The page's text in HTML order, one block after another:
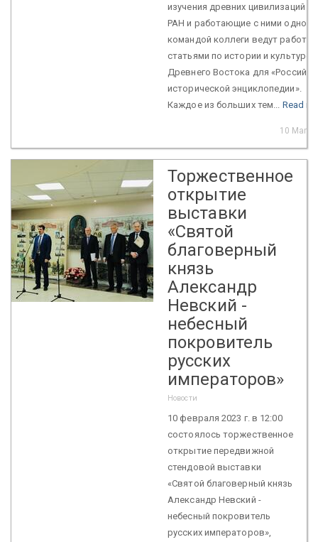
изучения древних цивилизаций
РАН и работающие с ними одной
командой коллеги ведут работу
статьями по истории и культуре
Древнего Востока для
исторической энциклопедии».
Каждое из больших тем... Read
10 Mar
Торжественное
открытие
выставки
«Святой
благоверный
князь
Александр
Невский -
небесный
покровитель
русских
императоров»
Новости
10 февраля 2023 г. в 12:00
состоялось торжественное
открытие передвижной
стендовой выставки
«Святой благоверный князь
Александр Невский -
небесный покровитель
русских императоров»,